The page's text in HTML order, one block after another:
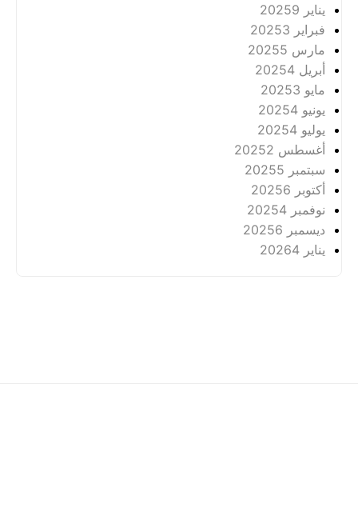
يناير 2025 9
فبراير 2025 3
مارس 2025 5
أبريل 2025 4
مايو 2025 3
يونيو 2025 4
يوليو 2025 4
أغسطس 2025 2
سبتمبر 2025 5
أكتوبر 2025 6
نوفمبر 2025 4
ديسمبر 2025 6
يناير 2026 4